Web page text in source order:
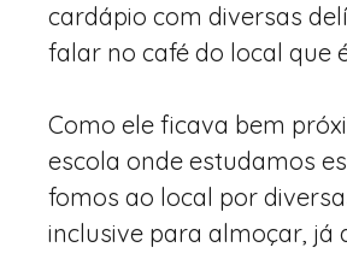
cardápio com diversas
falar no café do local que
Como ele ficava bem
escola onde estudamos
fomos ao local por
inclusive para almoçar, já